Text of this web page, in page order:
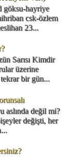
hayriye
csk-özlem
23...
Sarısı Kimdir
üzerine
bir gün...
aslında değil mi?
değişti, her